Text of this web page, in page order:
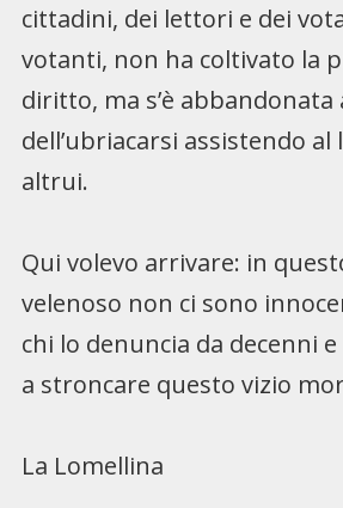
cittadini, dei lettori e dei
votanti, non ha coltivato la
diritto, ma s’è
dell’ubriacarsi assistendo al
altrui.
Qui volevo arrivare: in
velenoso non ci sono
chi lo denuncia da decenni
a stroncare questo vizio
La Lomellina